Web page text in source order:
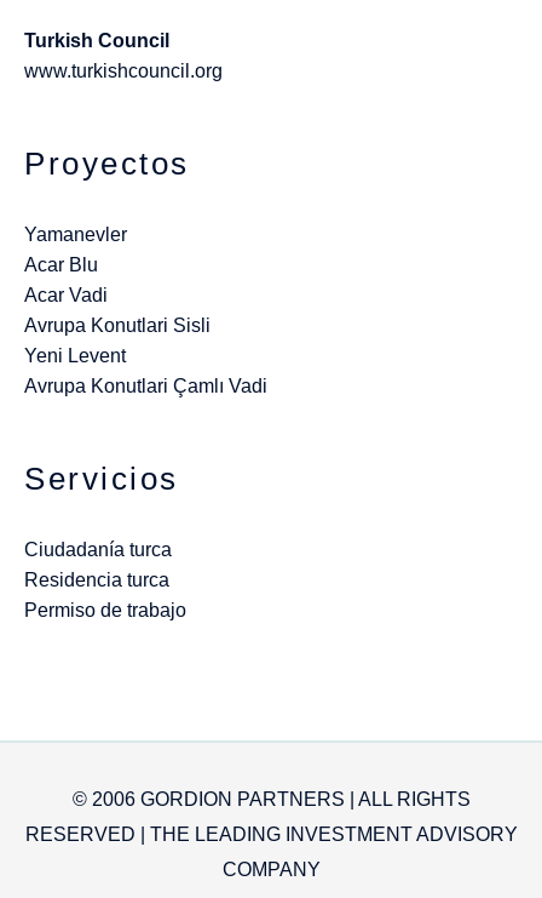
Turkish Council
www.turkishcouncil.org
Proyectos
Yamanevler
Acar Blu
Acar Vadi
Avrupa Konutlari Sisli
Yeni Levent
Avrupa Konutlari Çamlı Vadi
Servicios
Ciudadanía turca
Residencia turca
Permiso de trabajo
© 2006 GORDION PARTNERS | ALL RIGHTS
RESERVED | THE LEADING INVESTMENT ADVISORY
COMPANY